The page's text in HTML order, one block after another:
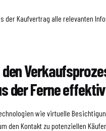
der Kaufvertrag alle relevanten
der Ferne effektiv
wie virtuelle
den Kontakt zu potenziellen